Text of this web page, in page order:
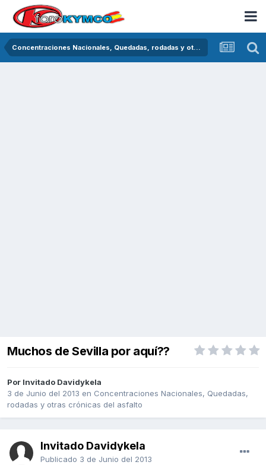
Concentraciones Nacionales, Quedadas, rodadas y otras crónicas del asfalto
Muchos de Sevilla por aquí??
Por Invitado Davidykela
3 de Junio del 2013 en Concentraciones Nacionales, Quedadas,
rodadas y otras crónicas del asfalto
Invitado Davidykela
Publicado 3 de Junio del 2013